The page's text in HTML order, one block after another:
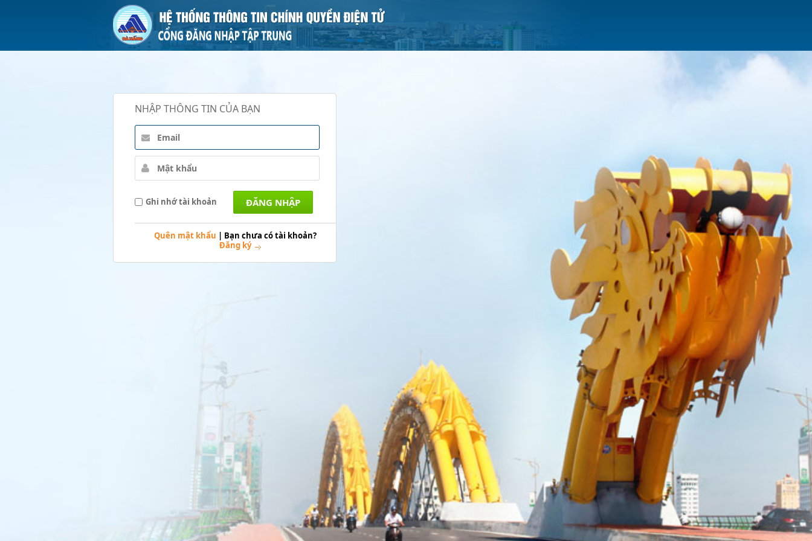
NHẬP THÔNG TIN CỦA BẠN
Ghi nhớ tài khoản
Quên mật khẩu | Bạn chưa có tài khoản?
Đăng ký